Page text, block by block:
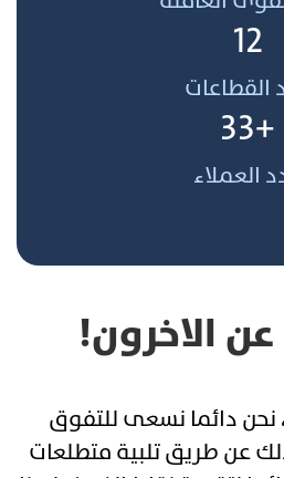
12
القطاعات
+33
العملاء
عن الاخرون!
في شركة Bee60 ، نحن دائما نسعى للتفوق
عن طريق تلبية متطلعات